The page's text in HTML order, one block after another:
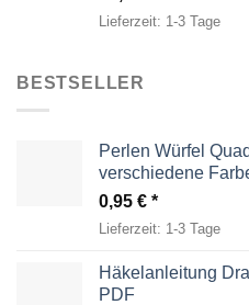
Lieferzeit: 1-3 Tage
BESTSELLER
Perlen Würfel
verschiedene
0,95 €
Lieferzeit: 1-3 Tage
Häkelanleitung
PDF